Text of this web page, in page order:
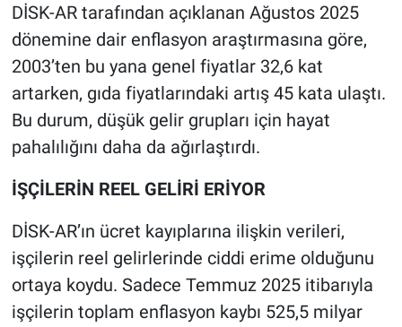
DİSK-AR tarafından açıklanan Ağustos 2025
dönemine dair enflasyon araştırmasına göre,
2003’ten bu yana genel fiyatlar 32,6 kat
artarken, gıda fiyatlarındaki artış 45 kata ulaştı.
Bu durum, düşük gelir grupları için hayat
pahalılığını daha da ağırlaştırdı.
İŞÇİLERİN REEL GELİRİ ERİYOR
DİSK-AR’ın ücret kayıplarına ilişkin verileri,
işçilerin reel gelirlerinde ciddi erime olduğunu
ortaya koydu. Sadece Temmuz 2025 itibarıyla
işçilerin toplam enflasyon kaybı 525,5 milyar